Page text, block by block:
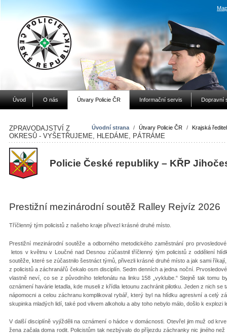
Úvod O nás Útvary Policie ČR Informační servis Dopravní
Úvodní strana / Útvary Policie ČR / Krajská
ZPRAVODAJSTVÍ Z
OKRESŮ - VYŠETŘUJEME, HLEDÁME, PÁTRÁME
Policie České republiky – KŘP
Prestižní mezinárodní soutěž Ralley Rejvíz 2026
Tříčlenný tým policistů z našeho kraje přivezl krásné druhé místo.
Prestižní mezinárodní soutěže a odborného metodického zaměstnání pro
letos v květnu v Loučné nad Desnou zúčastnil tříčlenný tým policistů z oddělení
soutěže, které se zúčastnilo šestnáct týmů, přivezli krásné druhé místo a jak sami
z policistů a záchranářů čekalo osm disciplín. Sedm denních a jedna noční.
vlastně neví, co se z původního telefonátu na linku 158 „vyklube.“ Stejně tak tomu
oznámení havárie letadla, kde museli z křídla letounu zachránit pilotku. Jeden z nich
nápomocni a celou záchranu komplikoval rybář, který byl na hlídku agresivní a celý
skupinka mladých lidí, také pod vlivem alkoholu a aby toho nebylo málo, došlo k explozi
V další disciplíně vyjížděli na oznámení o hádce v domácnosti. Otevřel jim muž od
žena začala doma rodit. Policistům tak nezbývalo do příjezdu záchranky nic jiného